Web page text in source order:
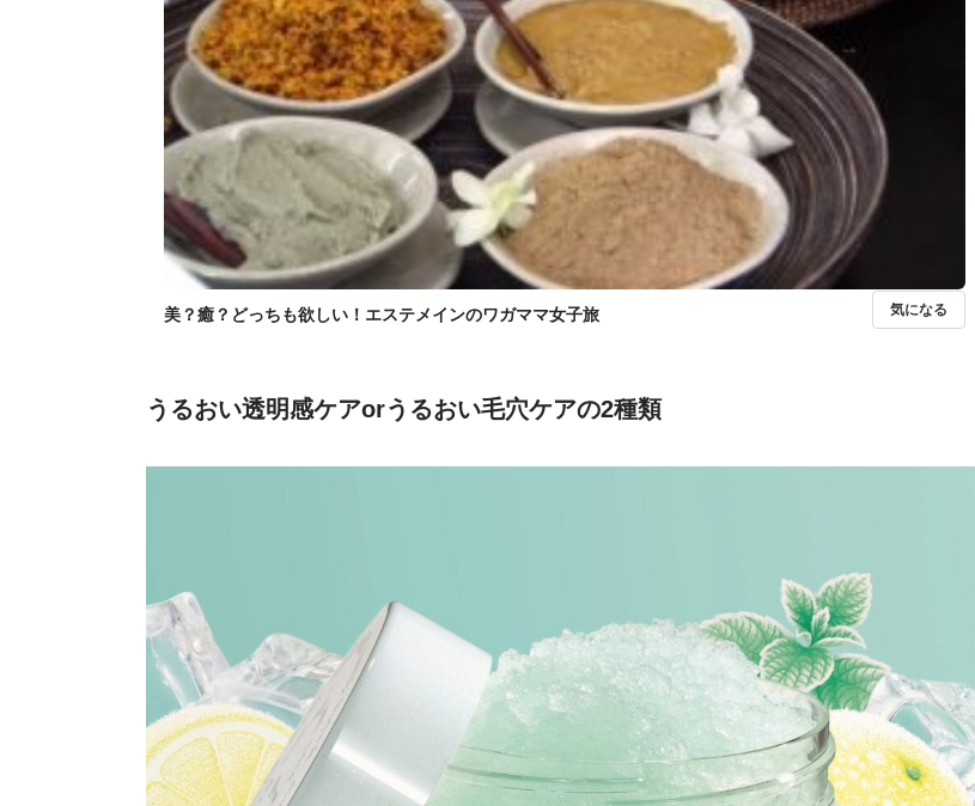
美？癒？どっちも欲しい！エステメインのワガママ女子旅 気になる
うるおい透明感ケアorうるおい毛穴ケアの2種類